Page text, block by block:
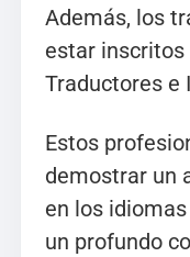
Además, los
estar inscritos
Traductores e
Estos
demostrar un
en los
un profundo